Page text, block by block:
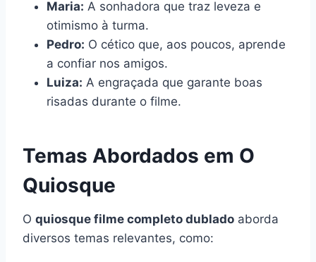
Maria: A sonhadora que traz leveza e
otimismo à turma.
Pedro: O cético que, aos poucos, aprende
a confiar nos amigos.
Luiza: A engraçada que garante boas
risadas durante o filme.
Temas Abordados em O
Quiosque
O quiosque filme completo dublado aborda
diversos temas relevantes, como: